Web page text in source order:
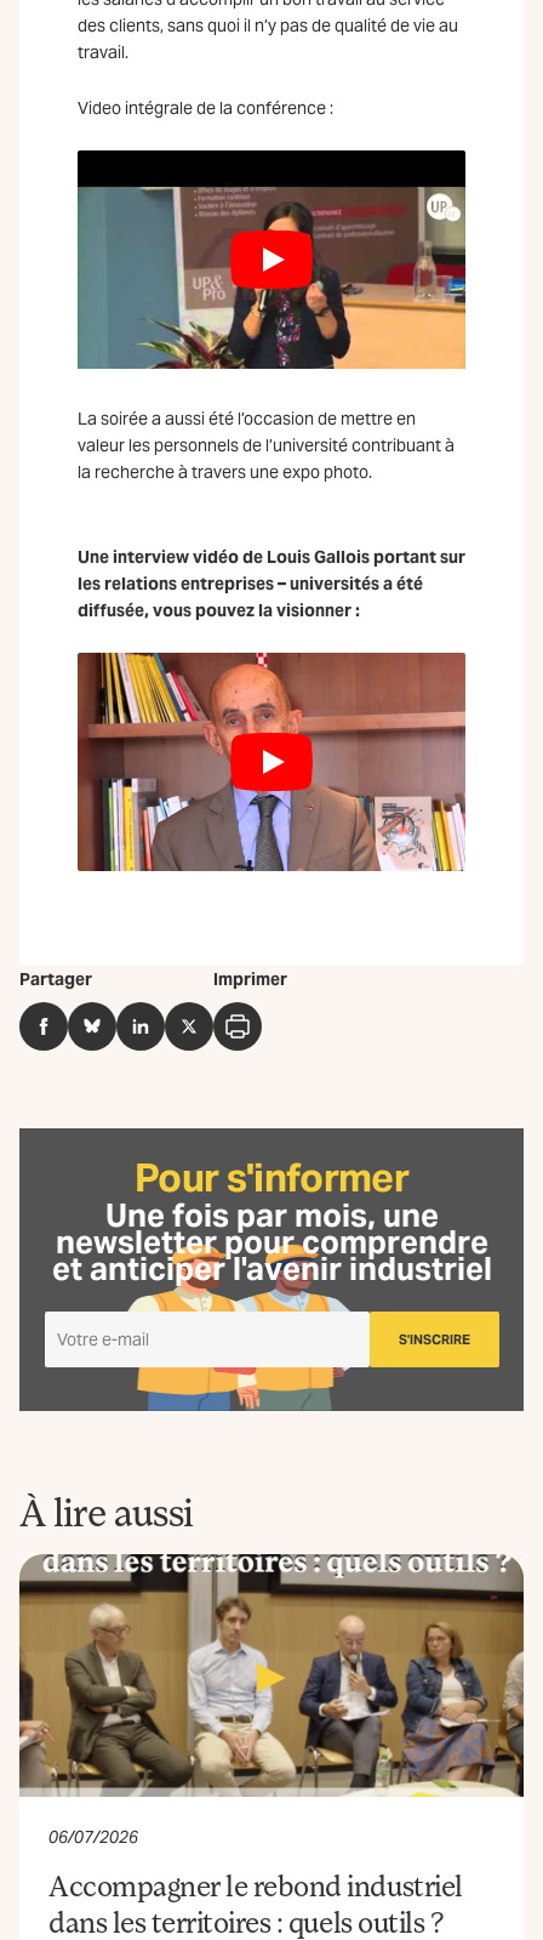
des clients, sans quoi il n’y pas de qualité de vie au
travail.
Video intégrale de la conférence :
La soirée a aussi été l’occasion de mettre en
valeur les personnels de l’université contribuant à
la recherche à travers une expo photo.
Une interview vidéo de Louis Gallois portant sur
les relations entreprises – universités a été
diffusée, vous pouvez la visionner :
Partager
FacebookBlueSkyLinkedInTwitter
Imprimer
Imprimer
Pour s'informer
Une fois par mois, une
newsletterpour comprendre
et anticiper l'avenir industriel
m'inscris
à
S'INSCRIRE
À lire aussi
06/07/2026
Accompagner le rebond industriel
dans les territoires : quels outils ?